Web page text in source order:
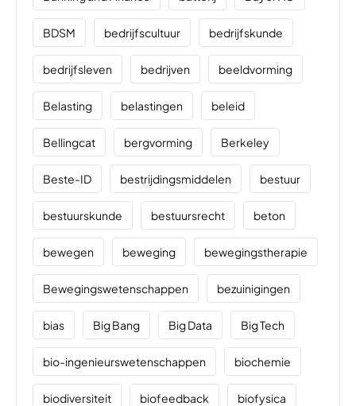
BDSM bedrijfscultuur bedrijfskunde
bedrijfsleven bedrijven beeldvorming
Belasting belastingen beleid
Bellingcat bergvorming Berkeley
Beste-ID bestrijdingsmiddelen bestuur
bestuurskunde bestuursrecht beton
bewegen beweging bewegingstherapie
Bewegingswetenschappen bezuinigingen
bias Big Bang Big Data Big Tech
bio-ingenieurswetenschappen biochemie
biodiversiteit biofeedback biofysica